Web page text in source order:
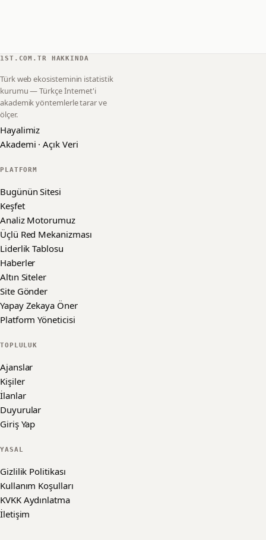
1ST.COM.TR HAKKINDA
Türk web ekosisteminin istatistik
kurumu — Türkçe İnternet'i
akademik yöntemlerle tarar ve
ölçer.
Hayalimiz
Akademi · Açık Veri
PLATFORM
Bugünün Sitesi
Keşfet
Analiz Motorumuz
Üçlü Red Mekanizması
Liderlik Tablosu
Haberler
Altın Siteler
Site Gönder
Yapay Zekaya Öner
Platform Yöneticisi
TOPLULUK
Ajanslar
Kişiler
İlanlar
Duyurular
Giriş Yap
YASAL
Gizlilik Politikası
Kullanım Koşulları
KVKK Aydınlatma
İletişim